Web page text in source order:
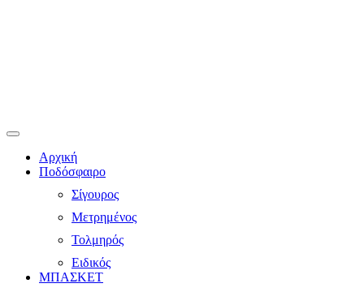
Αρχική
Ποδόσφαιρο
Σίγουρος
Μετρημένος
Τολμηρός
Ειδικός
ΜΠΑΣΚΕΤ